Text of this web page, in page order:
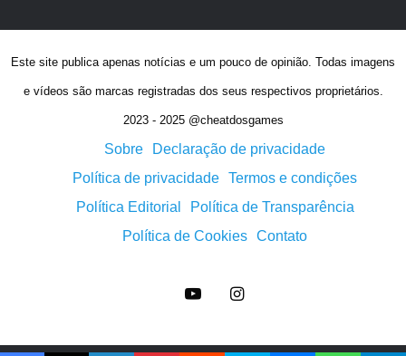
Este site publica apenas notícias e um pouco de opinião. Todas imagens
e vídeos são marcas registradas dos seus respectivos proprietários.
2023 - 2025 @cheatdosgames
Sobre
Declaração de privacidade
Política de privacidade Termos e condições
Política Editorial
Política de Transparência
Política de Cookies Contato
YouTubeInstagram